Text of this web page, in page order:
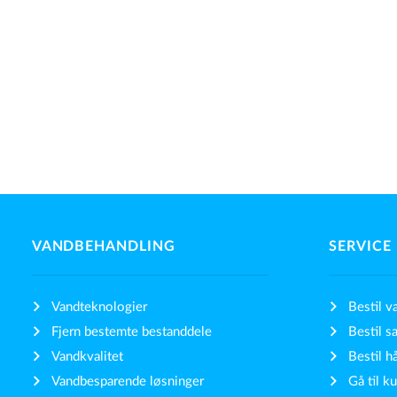
VANDBEHANDLING
Vandteknologier
Fjern bestemte bestanddele
Vandkvalitet
Vandbesparende løsninger
SERVICE
Bestil
Bestil
Bestil
Gå til